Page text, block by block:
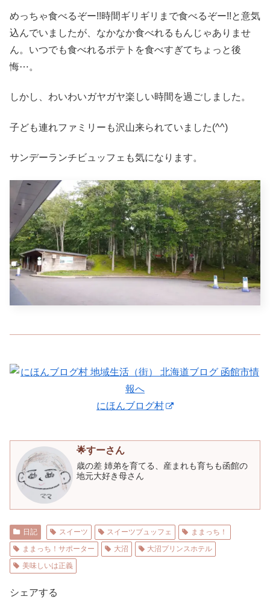
めっちゃ食べるぞー!!時間ギリギリまで食べるぞー!!と意気
込んでいましたが、なかなか食べれるもんじゃありませ
ん。いつでも食べれるポテトを食べすぎてちょっと後
悔⋯。
しかし、わいわいガヤガヤ楽しい時間を過ごしました。
子ども連れファミリーも沢山来られていました(^^)
サンデーランチビュッフェも気になります。
にほんブログ村
🌟すーさん
歳の差 姉弟を育てる、産まれも育ちも函館の
地元大好き母さん
日記 スイーツ スイーツブュッフェ
ままっち！
ままっち！サポーター
大沼
大沼プリンスホテル
美味しいは正義
シェアする